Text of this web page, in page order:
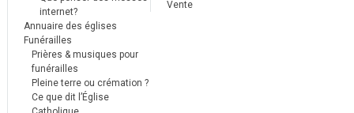
internet?
Annuaire des églises
Funérailles
Prières & musiques pour
funérailles
Pleine terre ou crémation ?
Ce que dit l’Église
Vente